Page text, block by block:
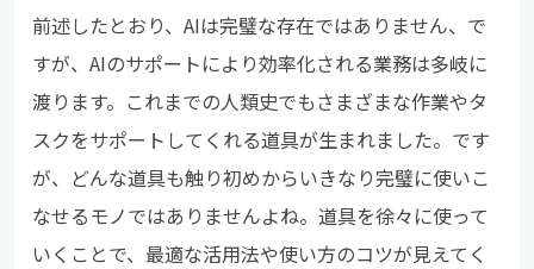
前述したとおり、AIは完璧な存在ではありません、で
すが、AIのサポートにより効率化される業務は多岐に
渡ります。これまでの人類史でもさまざまな作業やタ
スクをサポートしてくれる道具が生まれました。です
が、どんな道具も触り初めからいきなり完璧に使いこ
なせるモノではありませんよね。道具を徐々に使って
いくことで、最適な活用法や使い方のコツが見えてく